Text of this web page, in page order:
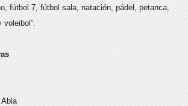
fútbol 7, fútbol sala, natación, pádel, petanca,